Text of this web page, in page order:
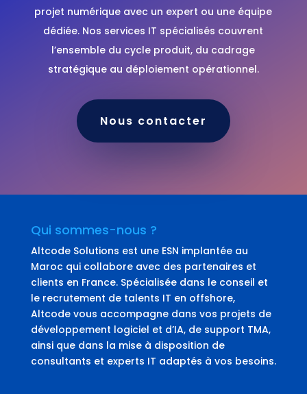
projet numérique avec un expert ou une équipe
dédiée. Nos services IT spécialisés couvrent
l’ensemble du cycle produit, du cadrage
stratégique au déploiement opérationnel.
Nous contacter
Qui sommes-nous ?
Altcode Solutions est une ESN implantée au
Maroc qui collabore avec des partenaires et
clients en France. Spécialisée dans le conseil et
le recrutement de talents IT en offshore,
Altcode vous accompagne dans vos projets de
développement logiciel et d’IA, de support TMA,
ainsi que dans la mise à disposition de
consultants et experts IT adaptés à vos besoins.